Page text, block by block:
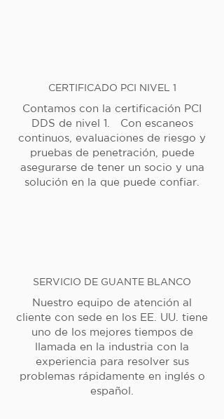
CERTIFICADO PCI NIVEL 1
Contamos con la certificación PCI
DDS de nivel 1. Con escaneos
continuos, evaluaciones de riesgo y
pruebas de penetración, puede
asegurarse de tener un socio y una
solución en la que puede confiar.
SERVICIO DE GUANTE BLANCO
Nuestro equipo de atención al
cliente con sede en los EE. UU. tiene
uno de los mejores tiempos de
llamada en la industria con la
experiencia para resolver sus
problemas rápidamente en inglés o
español.